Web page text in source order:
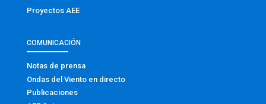
Proyectos AEE
COMUNICACIÓN
Notas de prensa
Ondas del Viento en directo
Publicaciones